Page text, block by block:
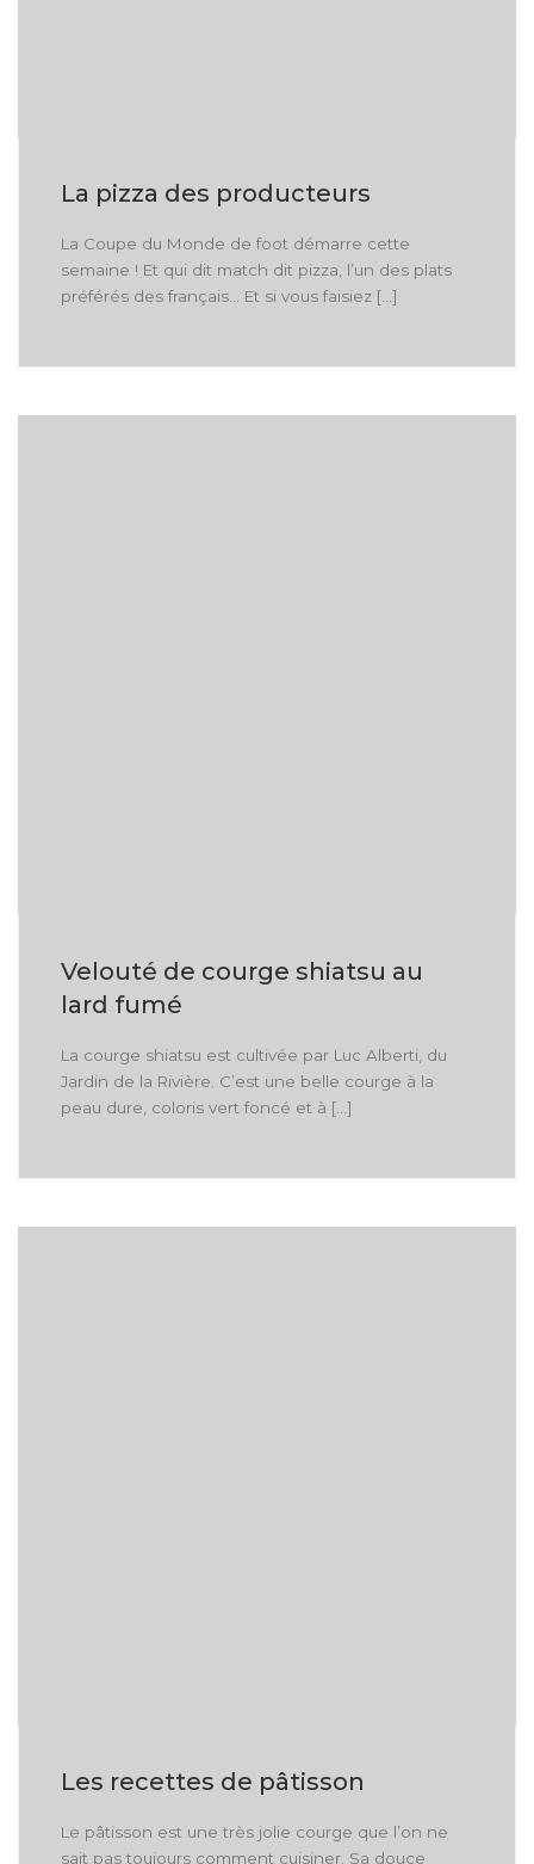
La pizza des producteurs
La Coupe du Monde de foot démarre cette
semaine ! Et qui dit match dit pizza, l’un des plats
préférés des français… Et si vous faisiez […]
Velouté de courge shiatsu au
lard fumé
La courge shiatsu est cultivée par Luc Alberti, du
Jardin de la Rivière. C’est une belle courge à la
peau dure, coloris vert foncé et à […]
Les recettes de pâtisson
Le pâtisson est une très jolie courge que l’on ne
sait pas toujours comment cuisiner. Sa douce